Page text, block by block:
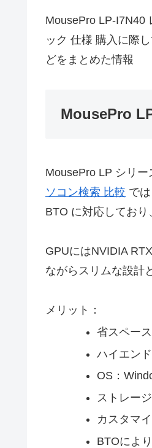
MousePro LP-I7N40
ック 仕様 購入に際
どをまとめた情報
MousePro
MousePro LP シリー
ソコン検索 比較 では
BTO に対応しており
GPUにはNVIDIA
ながらスリムな設計
メリット：
省スペー
ハイエン
OS：
ストレー
カスタマ
BTOによ